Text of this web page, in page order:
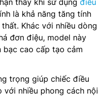
là khả năng tăng tính
Khác với nhiều dòng
đơn điệu, model này
bạc cao cấp tạo cảm
trọng giúp chiếc điều
với nhiều phong cách nội